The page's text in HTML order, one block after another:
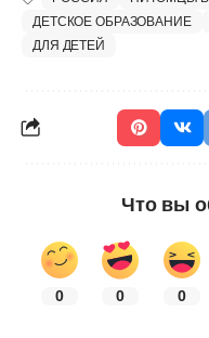
ДЕТСКОЕ ОБРАЗОВАНИЕ
ДЛЯ ДЕТЕЙ
Что вы
0 0 0